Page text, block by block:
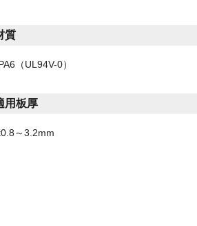
質
（UL94V-0）
用板厚
～3.2mm